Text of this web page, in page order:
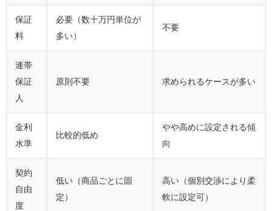
保証
料
必要（数十万円単位が
多い）
不要
連帯
保証
人
原則不要 求められるケースが多い
金利
水準
比較的低め
やや高めに設定される傾
向
契約
自由
度
低い（商品ごとに固
定）
高い（個別交渉により柔
軟に設定可）